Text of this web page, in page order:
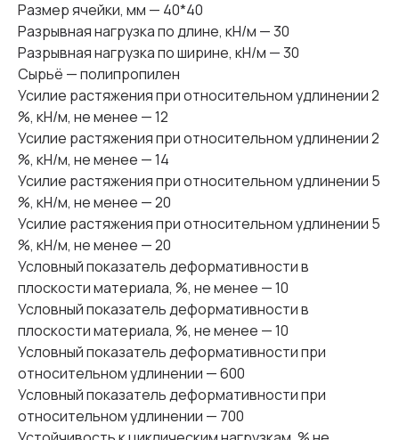
Размер ячейки, мм — 40*40
Разрывная нагрузка по длине, кН/м — 30
Разрывная нагрузка по ширине, кН/м — 30
Сырьё — полипропилен
Усилие растяжения при относительном удлинении 2
%, кН/м, не менее — 12
Усилие растяжения при относительном удлинении 2
%, кН/м, не менее — 14
Усилие растяжения при относительном удлинении 5
%, кН/м, не менее — 20
Усилие растяжения при относительном удлинении 5
%, кН/м, не менее — 20
Условный показатель деформативности в
плоскости материала, %, не менее — 10
Условный показатель деформативности в
плоскости материала, %, не менее — 10
Условный показатель деформативности при
относительном удлинении — 600
Условный показатель деформативности при
относительном удлинении — 700